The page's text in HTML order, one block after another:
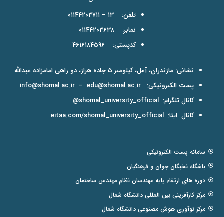
تلفن: ۱۳ – ۰۱۱۴۴۲۰۳۷۱۱
نمابر: ۰۱۱۴۴۲۰۳۶۳۸
کدپستی: ۴۶۱۶۱۸۴۵۹۶
نشانی: مازندران، آمل، کیلومتر ۵ جاده هراز، دو راهی امامزاده عبدالله
پست الکترونیکی:
info@shomal.ac.ir – edu@shomal.ac.ir
کانال تلگرام: shomal_university_official@
کانال ایتا: eitaa.com/shomal_university_official
سامانه پست الکترونیکی
باشگاه نخبگان جوان و فرهنگیان
دوره های ارتقاء پایه مهندسان نظام مهندس ساختمان
مرکز کارآفرینی بین المللی دانشگاه شمال
مرکز نوآوری هوش مصنوعی دانشگاه شمال